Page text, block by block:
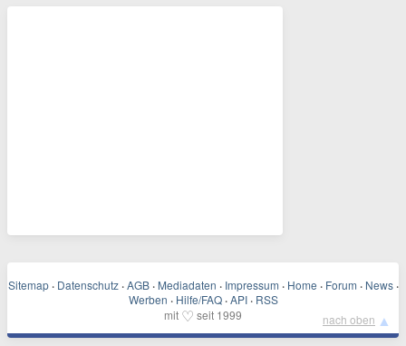
Sitemap · Datenschutz · AGB · Mediadaten · Impressum · Home · Forum · News ·
Werben · Hilfe/FAQ · API · RSS
mit ♡ seit 1999 nach oben ▲